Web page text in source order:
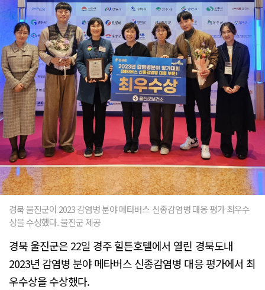
경북 울진군이 2023 감염병 분야 메타버스 신종감염병 대응 평가 최우수
상을 수상했다. 울진군 제공
경북 울진군은 22일 경주 힐튼호텔에서 열린 경북도내
2023년 감염병 분야 메타버스 신종감염병 대응 평가에서 최
우수상을 수상했다.